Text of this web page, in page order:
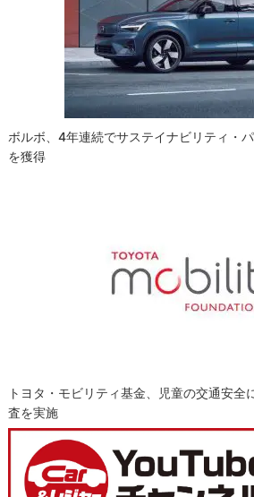
ボルボ、4年連続でサステイナビリティ・
を獲得
トヨタ・モビリティ基金、児童の交通安全
査を実施